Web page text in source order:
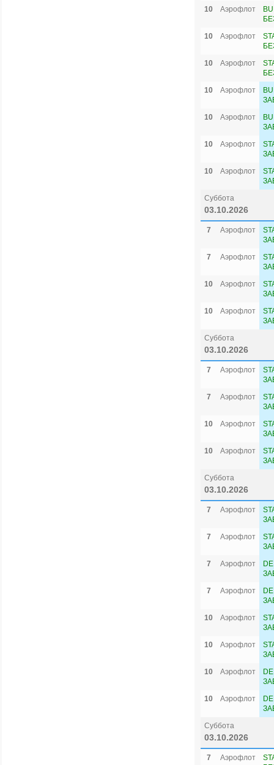
10
Аэрофлот
10
Аэрофлот
10
Аэрофлот
10
Аэрофлот
10
Аэрофлот
10
Аэрофлот
10
Аэрофлот
Суббота
03.10.2026
7 Аэрофлот
7
Аэрофлот
10
Аэрофлот
10
Аэрофлот
Суббота
03.10.2026
7 Аэрофлот
7
Аэрофлот
10
Аэрофлот
10
Аэрофлот
Суббота
03.10.2026
7 Аэрофлот
7
Аэрофлот
7
Аэрофлот
7
Аэрофлот
10
Аэрофлот
10
Аэрофлот
10
Аэрофлот
10
Аэрофлот
Суббота
03.10.2026
7 Аэрофлот